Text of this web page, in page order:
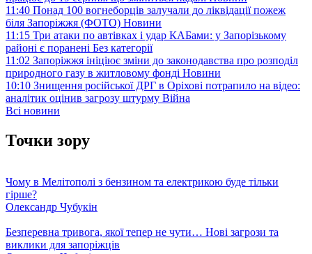
11:40 Понад 100 вогнеборців залучали до ліквідації пожеж
біля Запоріжжя (ФОТО) Новини
11:15 Три атаки по автівках і удар КАБами: у Запорізькому
районі є поранені Без категорії
11:02 Запоріжжя ініціює зміни до законодавства про розподіл
природного газу в житловому фонді Новини
10:10 Знищення російської ДРГ в Оріхові потрапило на відео:
аналітик оцінив загрозу штурму Війна
Всі новини
Точки зору
Чому в Мелітополі з бензином та електрикою буде тільки
гірше?
Олександр Чубукін
Безперевна тривога, якої тепер не чути… Нові загрози та
виклики для запоріжців